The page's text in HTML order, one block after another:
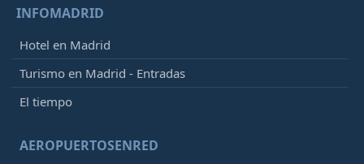
INFOMADRID
Hotel en Madrid
Turismo en Madrid - Entradas
El tiempo
AEROPUERTOSENRED